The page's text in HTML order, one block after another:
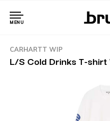
MENU
CARHARTT WIP
L/S Cold Drinks T-shirt